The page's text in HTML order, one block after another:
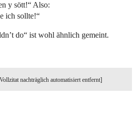
y sött!“ Also:
ich sollte!“
do“ ist wohl ähnlich gemeint.
nachträglich automatisiert entfernt]